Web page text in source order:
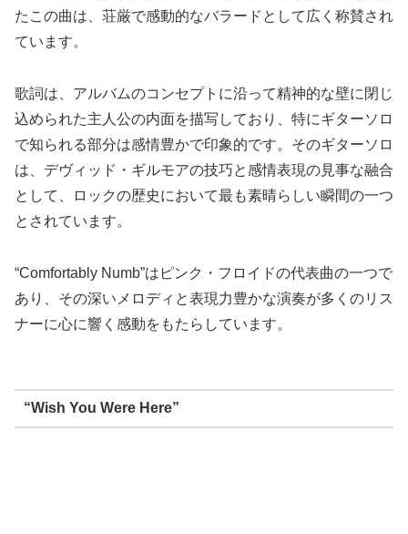
たこの曲は、荘厳で感動的なバラードとして広く称賛され
ています。
歌詞は、アルバムのコンセプトに沿って精神的な壁に閉じ
込められた主人公の内面を描写しており、特にギターソロ
で知られる部分は感情豊かで印象的です。そのギターソロ
は、デヴィッド・ギルモアの技巧と感情表現の見事な融合
として、ロックの歴史において最も素晴らしい瞬間の一つ
とされています。
“Comfortably Numb”はピンク・フロイドの代表曲の一つで
あり、その深いメロディと表現力豊かな演奏が多くのリス
ナーに心に響く感動をもたらしています。
“Wish You Were Here”